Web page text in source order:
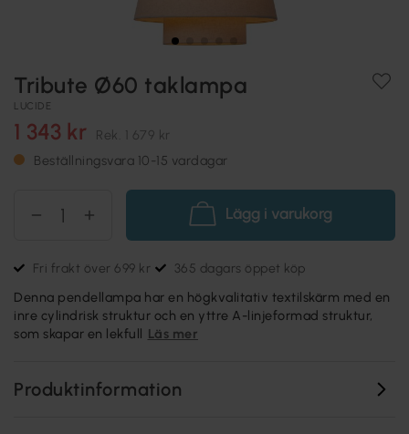
Tribute Ø60 taklampa
LUCIDE
1 343 kr Rek. 1 679 kr
Beställningsvara 10-15 vardagar
Lägg i varukorg
Fri frakt över 699 kr 365 dagars öppet köp
Denna pendellampa har en högkvalitativ textilskärm med en
inre cylindrisk struktur och en yttre A-linjeformad struktur,
som skapar en lekfull Läs mer
Produktinformation